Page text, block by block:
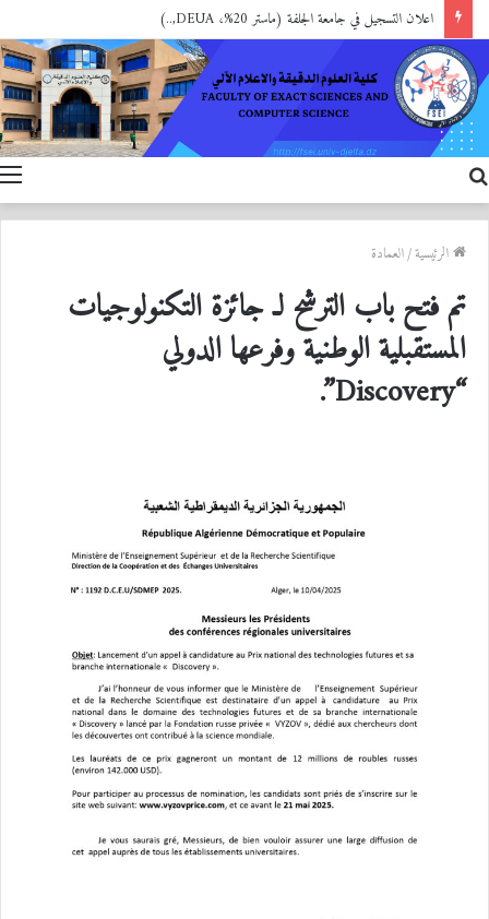
اعلان التسجيل في جامعة الجلفة (ماستر 20%، DEUA,..)
عن
الرئيسية/العمادة
تم فتح باب الترشح لـ جائزة التكنولوجيات
المستقبلية الوطنية وفرعها الدولي
“Discovery”.